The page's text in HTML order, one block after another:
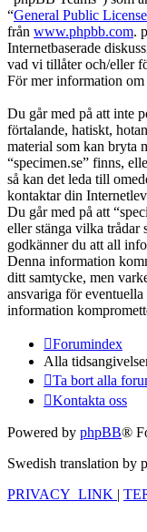
“General Public License
från www.phpbb.com.
Internetbaserade
vad vi tillåter och/eller
För mer information
Du går med på att inte
förtalande, hatiskt,
material som kan bryta
“specimen.se” finns,
så kan det leda till
kontaktar din
Du går med på att
eller stänga vilka trådar
godkänner du att all
Denna information
ditt samtycke, men
ansvariga för
information
Forumindex
Alla
Ta bort alla
Kontakta oss
Powered by phpBB®
Swedish translation by
PRIVACY_LINK |